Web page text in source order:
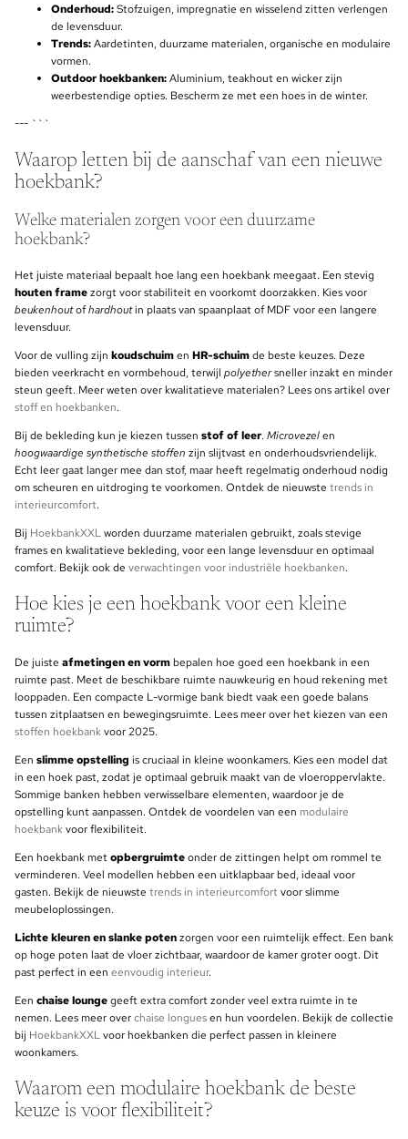
Onderhoud:Stofzuigen, impregnatie en wisselend zitten verlengen
de levensduur.
Trends:Aardetinten, duurzame materialen, organische en modulaire
vormen.
Outdoor hoekbanken:Aluminium, teakhout en wicker zijn
weerbestendige opties. Bescherm ze met een hoes in de winter.
--- ```
Waarop letten bij de aanschaf van een nieuwe
hoekbank?
Welke materialen zorgen voor een duurzame
hoekbank?
Het juiste materiaal bepaalt hoe lang een hoekbank meegaat. Een stevig
houten framezorgt voor stabiliteit en voorkomt doorzakken. Kies voor
beukenhoutofhardhoutin plaats van spaanplaat of MDF voor een langere
levensduur.
Voor de vulling zijn koudschuimen HR-schuimde beste keuzes. Deze
bieden veerkracht en vormbehoud, terwijl polyethersneller inzakt en minder
steun geeft. Meer weten over kwalitatieve materialen? Lees ons artikel over
stoff en hoekbanken.
Bij de bekleding kun je kiezen tussen stof of leer. Microvezelen
hoogwaardige synthetische stoffen zijn slijtvast en onderhoudsvriendelijk.
Echt leer gaat langer mee dan stof, maar heeft regelmatig onderhoud nodig
om scheuren en uitdroging te voorkomen. Ontdek de nieuwste trends in
interieurcomfort.
Bij HoekbankXXLworden duurzame materialen gebruikt, zoals stevige
frames en kwalitatieve bekleding, voor een lange levensduur en optimaal
comfort. Bekijk ook de verwachtingen voor industriële hoekbanken.
Hoe kies je een hoekbank voor een kleine
ruimte?
De juiste afmetingen en vormbepalen hoe goed een hoekbank in een
ruimte past. Meet de beschikbare ruimte nauwkeurig en houd rekening met
looppaden. Een compacte L-vormige bank biedt vaak een goede balans
tussen zitplaatsen en bewegingsruimte. Lees meer over het kiezen van een
stoffen hoekbankvoor 2025.
Een slimme opstelling is cruciaal in kleine woonkamers. Kies een model dat
in een hoek past, zodat je optimaal gebruik maakt van de vloeroppervlakte.
Sommige banken hebben verwisselbare elementen, waardoor je de
opstelling kunt aanpassen. Ontdek de voordelen van een modulaire
hoekbankvoor flexibiliteit.
Een hoekbank metopbergruimteonder de zittingen helpt om rommel te
verminderen. Veel modellen hebben een uitklapbaar bed, ideaal voor
gasten. Bekijk de nieuwste trends in interieurcomfort voor slimme
meubeloplossingen.
Lichte kleuren en slanke potenzorgen voor een ruimtelijk effect. Een bank
op hoge poten laat de vloer zichtbaar, waardoor de kamer groter oogt. Dit
past perfect in een eenvoudig interieur.
Een chaise loungegeeft extra comfort zonder veel extra ruimte in te
nemen. Lees meer overchaise longuesen hun voordelen. Bekijk de collectie
bij HoekbankXXLvoor hoekbanken die perfect passen in kleinere
woonkamers.
Waarom een modulaire hoekbank de beste
keuze is voor flexibiliteit?